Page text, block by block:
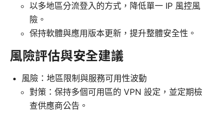
以多地區分流登入的方式，降低單一 IP 風控風
險。
保持軟體與應用版本更新，提升整體安全性。
風險評估與安全建議
風險：地區限制與服務可用性波動
對策：保持多個可用區的 VPN 設定，並定期檢
查供應商公告。